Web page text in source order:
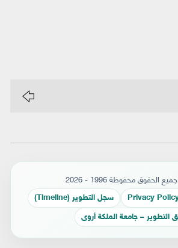
الحقوق محفوظة 1996 - 2026
سجل التطوير (Timeline)
التطوير – جامعة الملكة أروى